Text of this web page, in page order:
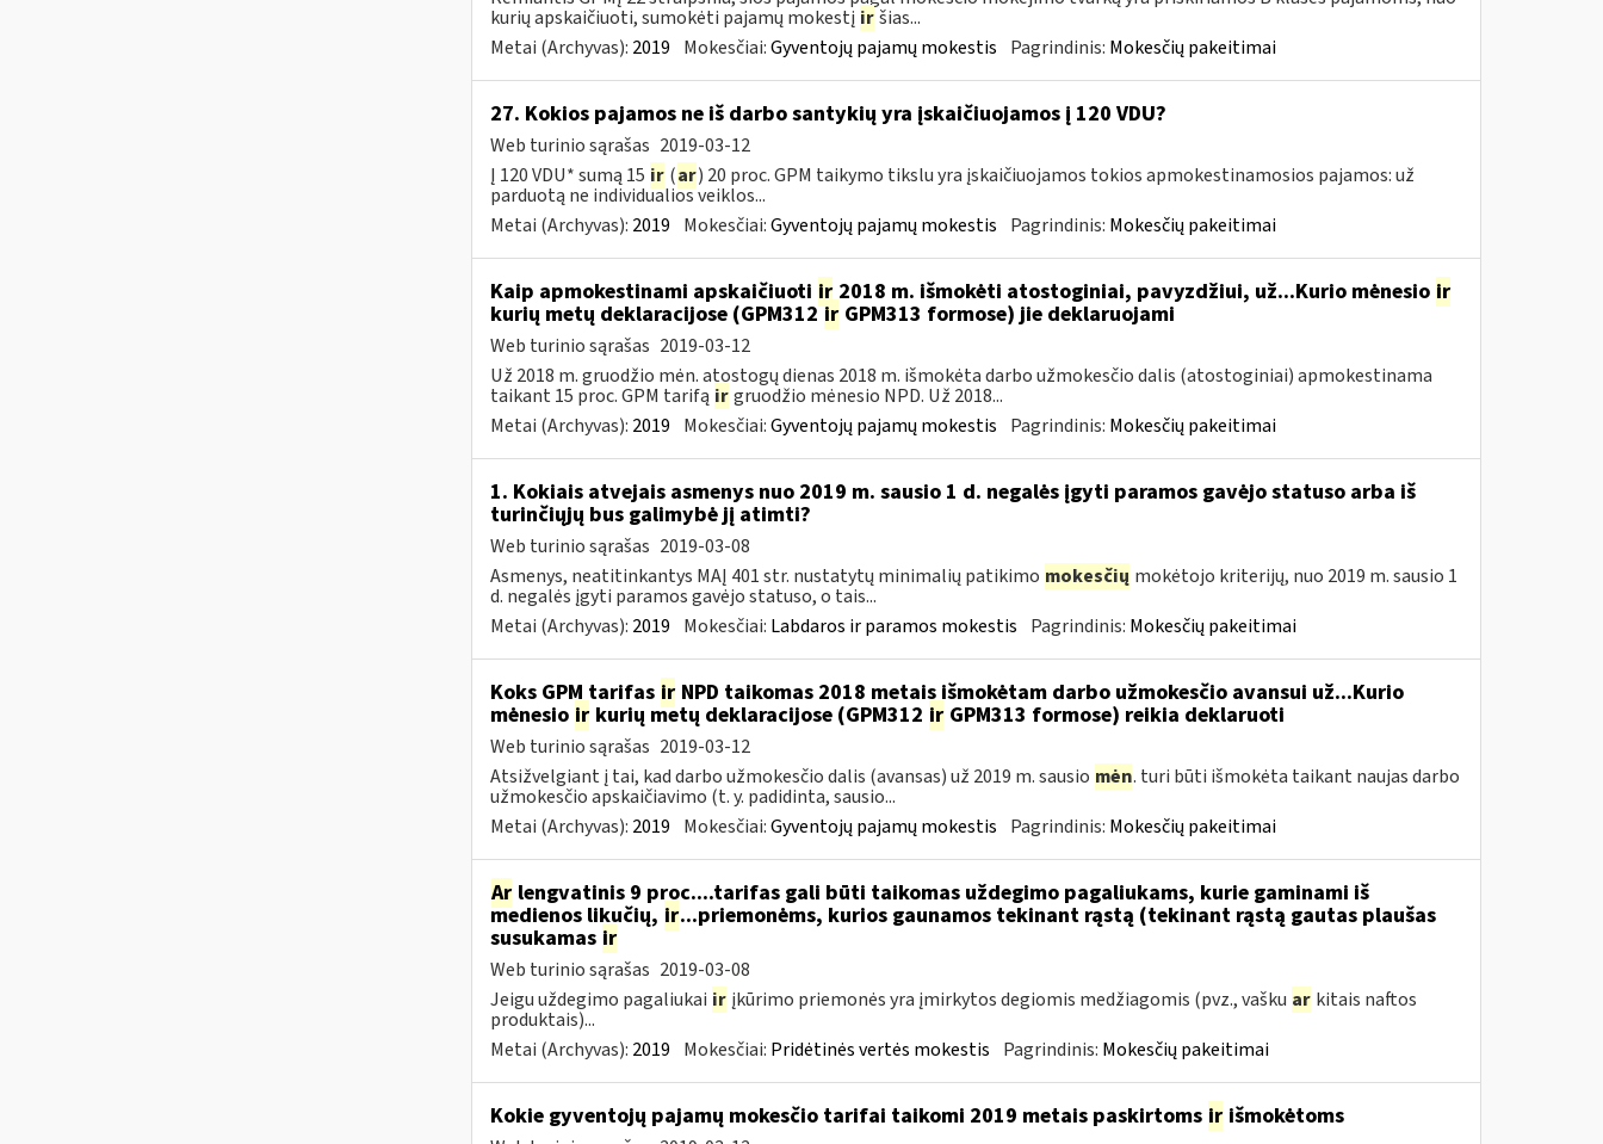
kurių apskaičiuoti, sumokėti pajamų mokestį ir šias...
Metai (Archyvas): 2019 Mokesčiai:Gyventojų pajamų mokestis Pagrindinis: Mokesčių pakeitimai
27. Kokios pajamos ne iš darbo santykių yra įskaičiuojamos į 120 VDU?
Web turinio sąrašas 2019-03-12
Į 120 VDU* sumą 15 ir (ar) 20 proc. GPM taikymo tikslu yra įskaičiuojamos tokios apmokestinamosios pajamos: už
parduotą ne individualios veiklos...
Metai (Archyvas): 2019 Mokesčiai:Gyventojų pajamų mokestis Pagrindinis: Mokesčių pakeitimai
Kaip apmokestinami apskaičiuoti ir2018 m. išmokėti atostoginiai, pavyzdžiui, už...Kurio mėnesio ir
kurių metų deklaracijose (GPM312irGPM313 formose) jie deklaruojami
Web turinio sąrašas 2019-03-12
Už 2018 m. gruodžio mėn. atostogų dienas 2018 m. išmokėta darbo užmokesčio dalis (atostoginiai) apmokestinama
taikant 15 proc. GPM tarifą ir gruodžio mėnesio NPD. Už 2018...
Metai (Archyvas): 2019 Mokesčiai:Gyventojų pajamų mokestis Pagrindinis: Mokesčių pakeitimai
1. Kokiais atvejais asmenys nuo 2019 m. sausio 1 d. negalės įgyti paramos gavėjo statuso arba iš
turinčiųjų bus galimybė jį atimti?
Web turinio sąrašas 2019-03-08
Asmenys, neatitinkantys MAĮ 401 str. nustatytų minimalių patikimo mokesčių mokėtojo kriterijų, nuo 2019 m. sausio 1
d. negalės įgyti paramos gavėjo statuso, o tais...
Metai (Archyvas): 2019 Mokesčiai: Labdaros ir paramos mokestis Pagrindinis: Mokesčių pakeitimai
Koks GPM tarifas irNPD taikomas 2018 metais išmokėtam darbo užmokesčio avansui už...Kurio
mėnesio irkurių metų deklaracijose (GPM312 irGPM313 formose) reikia deklaruoti
Web turinio sąrašas 2019-03-12
Atsižvelgiant į tai, kad darbo užmokesčio dalis (avansas) už 2019 m. sausio mėn. turi būti išmokėta taikant naujas darbo
užmokesčio apskaičiavimo (t. y. padidinta, sausio...
Metai (Archyvas): 2019 Mokesčiai:Gyventojų pajamų mokestis Pagrindinis: Mokesčių pakeitimai
Arlengvatinis 9 proc....tarifas gali būti taikomas uždegimo pagaliukams, kurie gaminami iš
medienos likučių, ir...priemonėms, kurios gaunamos tekinant rąstą (tekinant rąstą gautas plaušas
susukamas ir
Web turinio sąrašas 2019-03-08
Jeigu uždegimo pagaliukai ir įkūrimo priemonės yra įmirkytos degiomis medžiagomis (pvz., vašku ar kitais naftos
produktais)...
Metai (Archyvas): 2019 Mokesčiai: Pridėtinės vertės mokestis Pagrindinis: Mokesčių pakeitimai
Kokie gyventojų pajamų mokesčio tarifai taikomi 2019 metais paskirtoms irišmokėtoms